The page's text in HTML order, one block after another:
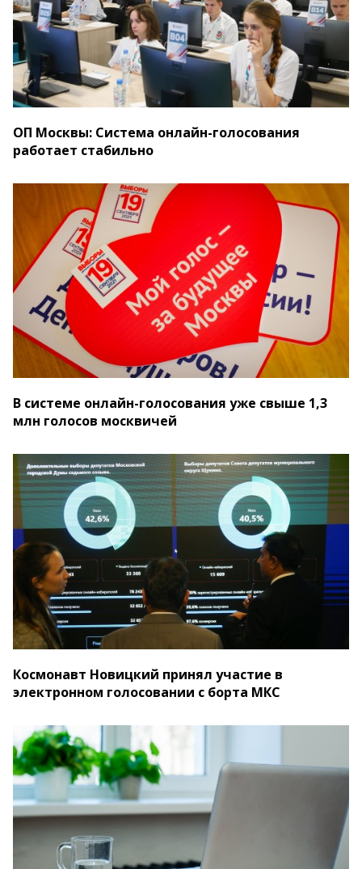
ОП Москвы: Система онлайн-голосования
работает стабильно
В системе онлайн-голосования уже свыше 1,3
млн голосов москвичей
Космонавт Новицкий принял участие в
электронном голосовании с борта МКС